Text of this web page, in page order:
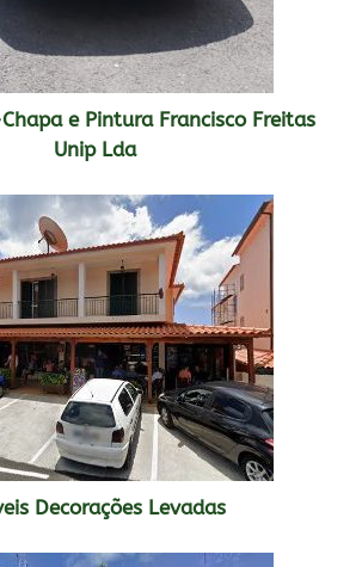
e Pintura Francisco Freitas
Unip Lda
Decorações Levadas